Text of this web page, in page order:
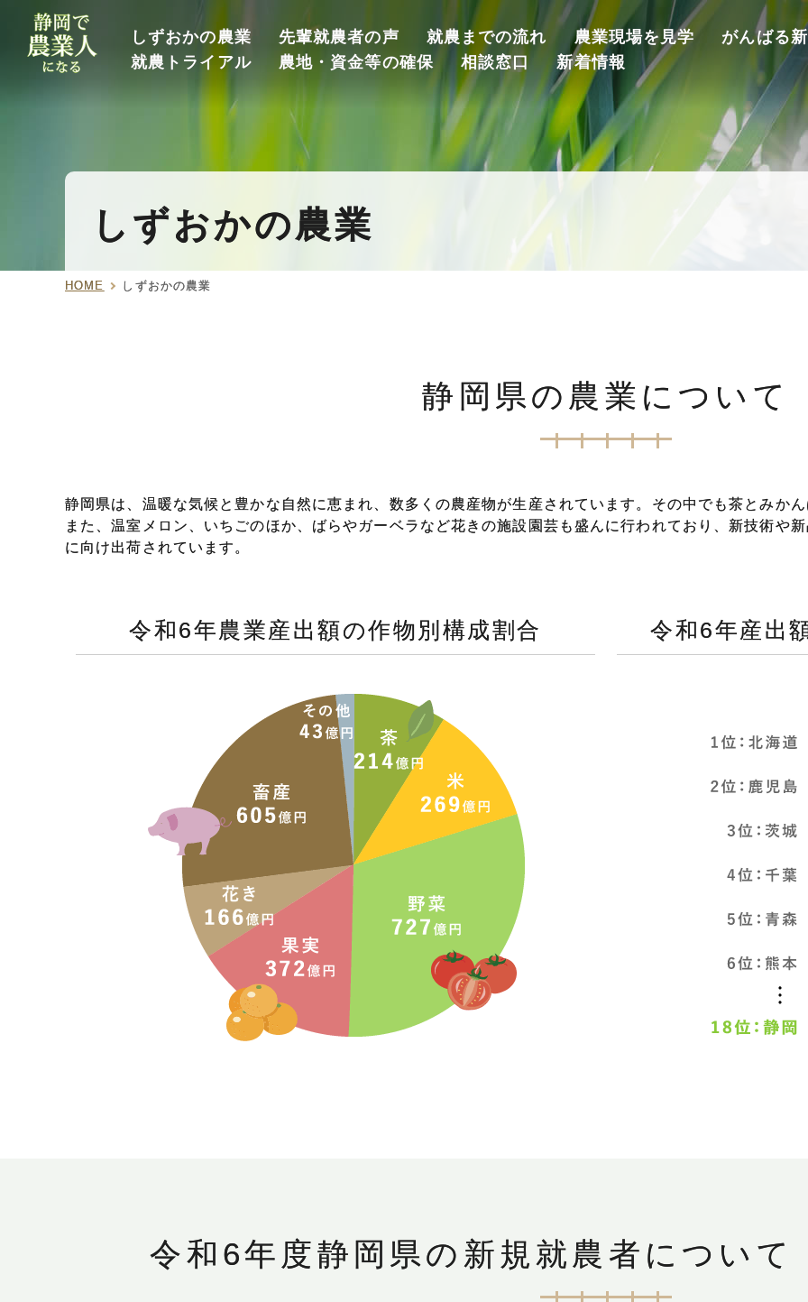
しずおかの農業 先輩就農者の声 就農までの流れ 農業現場を見学
がんばる
就農トライアル
農地・資金等の確保 相談窓口 新着情報
しずおかの農業
HOME しずおかの農業
静岡県の農業について
静岡県は、温暖な気候と豊かな自然に恵まれ、数多くの農産物が生産されています。その中でも茶とみか
また、温室メロン、いちごのほか、ばらやガーベラなど花きの施設園芸も盛んに行われており、新技術や
に向け出荷されています。
令和6年農業産出額の作物別構成割合 令和6年産出
令和6年度静岡県の新規就農者について